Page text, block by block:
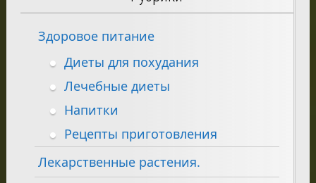
Здоровое питание
Диеты для похудания
Лечебные диеты
Напитки
Рецепты приготовления
Лекарственные растения.